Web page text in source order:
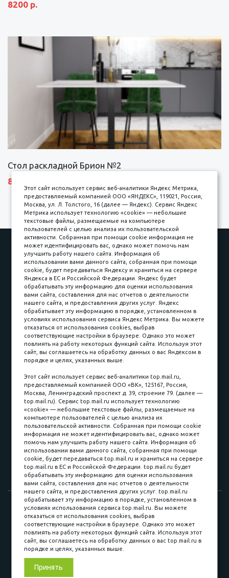
8200 р.
Стол раскладной Брион №2
8690 р.
Наши работы
Оплата
Доставка и сборка
Гарантии
Карьера в компании
Контакты
Принимаем к оплате
Наличные
пл. Соляная, 6, стр. 16
8 (3822) 60-70-30
8 (3822) 50-39-09
8 (3822) 22-77-68
8 (3822) 50-48-50
8 (3822) 65-42-10
© 2015-2026. Компания «Мебельный куб».
ИП Саворенко Валерий Александрович. Россия, г. Томск, пл.
Соляная, 6 стр. 16, Цокольный этаж
Этот сайт использует сервис веб-аналитики Яндекс Метрика,
предоставляемый компанией ООО «ЯНДЕКС», 119021, Россия,
Москва, ул. Л. Толстого, 16 (далее — Яндекс). Сервис Яндекс
Метрика использует технологию «cookie» — небольшие
текстовые файлы, размещаемые на компьютере
пользователей с целью анализа их пользовательской
активности. Собранная при помощи cookie информация не
может идентифицировать вас, однако может помочь нам
улучшить работу нашего сайта. Информация об
использовании вами данного сайта, собранная при помощи
cookie, будет передаваться Яндексу и храниться на сервере
Яндекса в ЕС и Российской Федерации. Яндекс будет
обрабатывать эту информацию для оценки использования
вами сайта, составления для нас отчетов о деятельности
нашего сайта, и предоставления других услуг. Яндекс
обрабатывает эту информацию в порядке, установленном в
условиях использования сервиса Яндекс Метрика. Вы можете
отказаться от использования cookies, выбрав
соответствующие настройки в браузере. Однако это может
повлиять на работу некоторых функций сайта. Используя этот
сайт, вы соглашаетесь на обработку данных о вас Яндексом в
порядке и целях, указанных выше.
Этот сайт использует сервис веб-аналитики top.mail.ru,
предоставляемый компанией ООО «ВК», 125167, Россия,
Москва, Ленинградский проспект д. 39, строение 79. (далее —
top.mail.ru). Сервис top.mail.ru использует технологию
«cookie» — небольшие текстовые файлы, размещаемые на
компьютере пользователей с целью анализа их
пользовательской активности. Собранная при помощи cookie
информация не может идентифицировать вас, однако может
помочь нам улучшить работу нашего сайта. Информация об
использовании вами данного сайта, собранная при помощи
cookie, будет передаваться top.mail.ru и храниться на сервере
top.mail.ru в ЕС и Российской Федерации. top.mail.ru будет
обрабатывать эту информацию для оценки использования
вами сайта, составления для нас отчетов о деятельности
нашего сайта, и предоставления других услуг. top.mail.ru
обрабатывает эту информацию в порядке, установленном в
условиях использования сервиса top.mail.ru. Вы можете
отказаться от использования cookies, выбрав
соответствующие настройки в браузере. Однако это может
повлиять на работу некоторых функций сайта. Используя этот
сайт, вы соглашаетесь на обработку данных о вас top.mail.ru в
порядке и целях, указанных выше.
Принять